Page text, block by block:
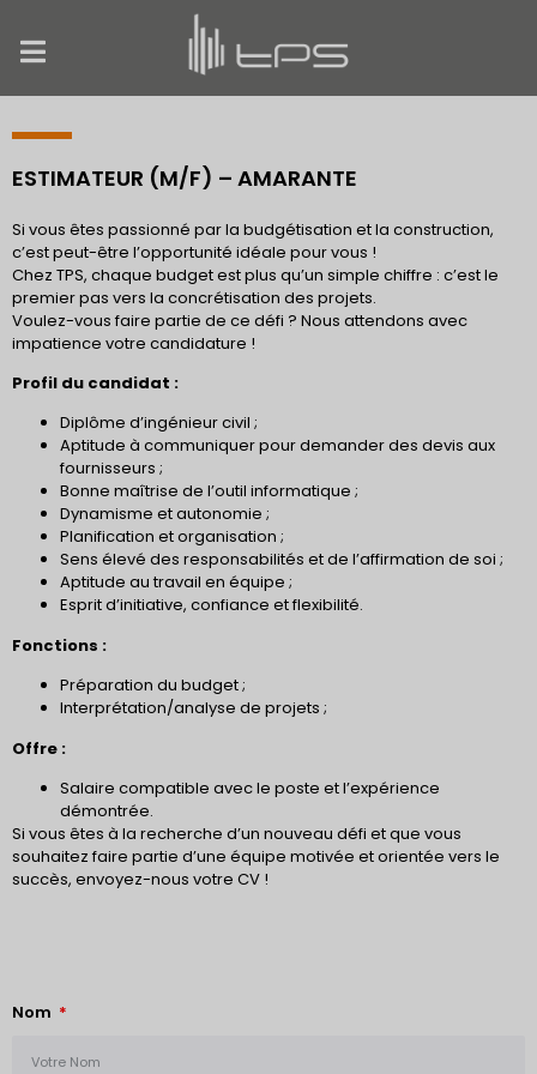
ESTIMATEUR (M/F) – AMARANTE
Si vous êtes passionné par la budgétisation et la construction,
c’est peut-être l’opportunité idéale pour vous !
Chez TPS, chaque budget est plus qu’un simple chiffre : c’est le
premier pas vers la concrétisation des projets.
Voulez-vous faire partie de ce défi ? Nous attendons avec
impatience votre candidature !
Profil du candidat :
Diplôme d’ingénieur civil ;
Aptitude à communiquer pour demander des devis aux
fournisseurs ;
Bonne maîtrise de l’outil informatique ;
Dynamisme et autonomie ;
Planification et organisation ;
Sens élevé des responsabilités et de l’affirmation de soi ;
Aptitude au travail en équipe ;
Esprit d’initiative, confiance et flexibilité.
Fonctions :
Préparation du budget ;
Interprétation/analyse de projets ;
Offre :
Salaire compatible avec le poste et l’expérience
démontrée.
Si vous êtes à la recherche d’un nouveau défi et que vous
souhaitez faire partie d’une équipe motivée et orientée vers le
succès, envoyez-nous votre CV !
Nom